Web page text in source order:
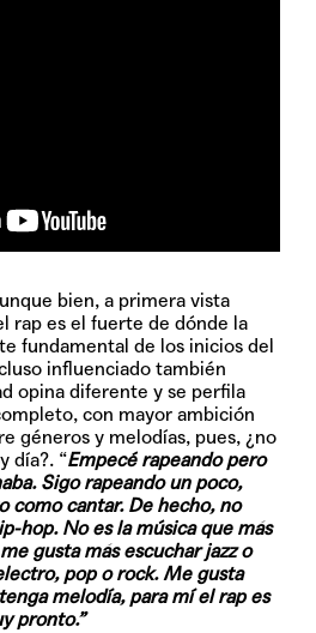
bien, a primera vista
rap es el fuerte de dónde la
fundamental de los inicios del
influenciado también
opina diferente y se perfila
con mayor ambición
géneros y melodías, pues, ¿no
día?. “Empecé rapeando pero
Sigo rapeando un poco,
como cantar. De hecho, no
hop. No es la música que más
gusta más escuchar jazz o
pop o rock. Me gusta
melodía, para mí el rap es
pronto.”